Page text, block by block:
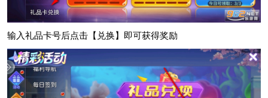
输入礼品卡号后点击【兑换】即可获得奖励